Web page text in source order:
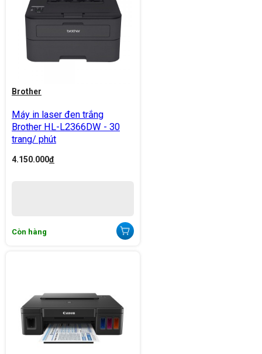
Brother
Máy in laser đen trắng
Brother HL-L2366DW - 30
trang/ phút
4.150.000đ
Còn hàng